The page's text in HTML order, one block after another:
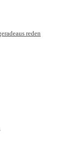
reden